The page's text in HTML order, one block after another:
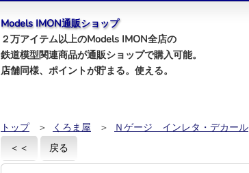
Models IMON通販ショップ
２万アイテム以上のModels IMON全店の
鉄道模型関連商品が通販ショップで購入可能。
店舗同様、ポイントが貯まる。使える。
トップ ＞ くろま屋 ＞ Ｎゲージ インレタ・デカール
＜＜
戻る